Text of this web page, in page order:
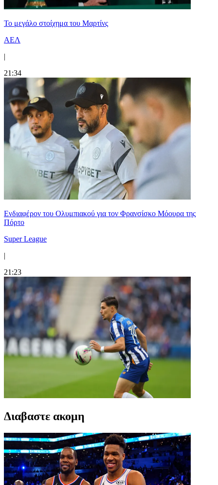
Το μεγάλο στοίχημα του Μαρτίνς
ΑΕΛ
|
21:34
Ενδιαφέρον του Ολυμπιακού για τον Φρανσίσκο Μόουρα της
Πόρτο
Super League
|
21:23
Διαβαστε ακομη